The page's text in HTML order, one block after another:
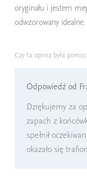
oryginału i jestem
odwzorowany idealne.
Czy ta opinia była
Odpowiedź od
Dziękujemy za
zapach z
spełnił
okazało się